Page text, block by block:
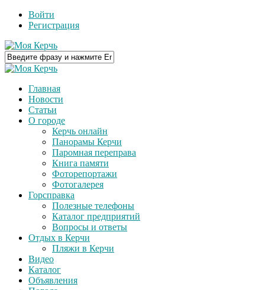
Войти
Регистрация
Главная
Новости
Статьи
О городе
Керчь онлайн
Панорамы Керчи
Паромная переправа
Книга памяти
Фоторепортажи
Фотогалерея
Горсправка
Полезные телефоны
Каталог предприятий
Вопросы и ответы
Отдых в Керчи
Пляжи в Керчи
Видео
Каталог
Объявления